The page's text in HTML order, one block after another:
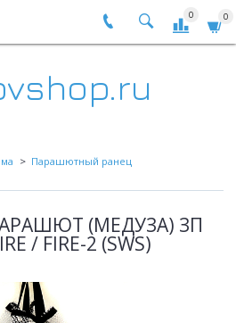
0 0
Парашютный ранец
(МЕДУЗА) ЗП
/ FIRE-2 (SWS)